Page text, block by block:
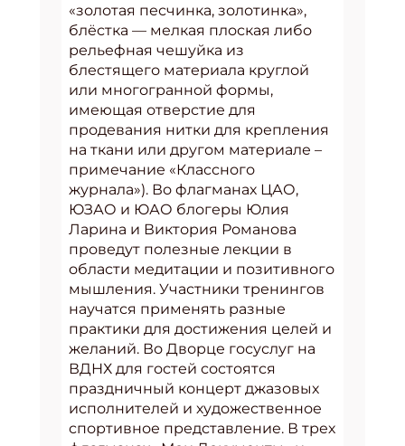
«золотая песчинка, золотинка»,
блёстка — мелкая плоская либо
рельефная чешуйка из
блестящего материала круглой
или многогранной формы,
имеющая отверстие для
продевания нитки для крепления
на ткани или другом материале –
примечание «Классного
журнала»). Во флагманах ЦАО,
ЮЗАО и ЮАО блогеры Юлия
Ларина и Виктория Романова
проведут полезные лекции в
области медитации и позитивного
мышления. Участники тренингов
научатся применять разные
практики для достижения целей и
желаний. Во Дворце госуслуг на
ВДНХ для гостей состоятся
праздничный концерт джазовых
исполнителей и художественное
спортивное представление. В трех